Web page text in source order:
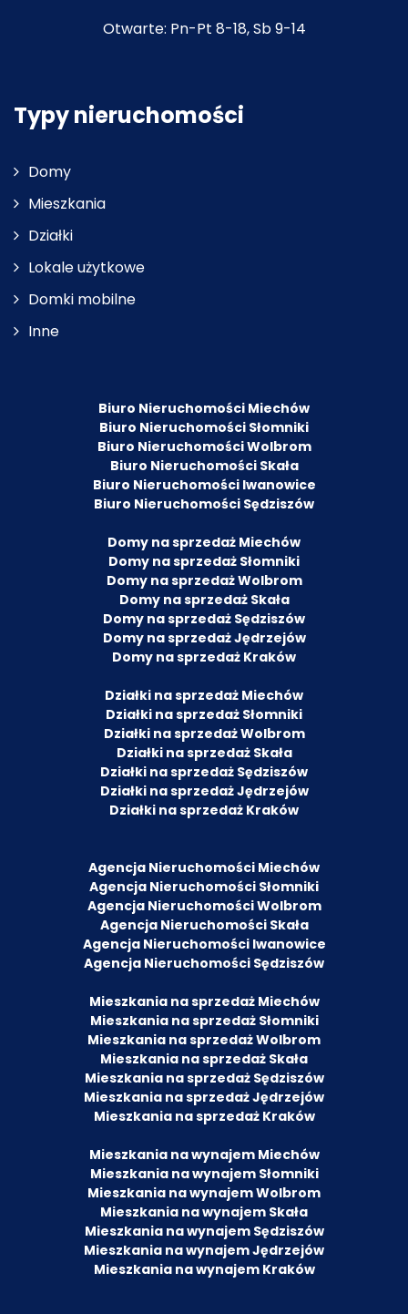
Otwarte: Pn-Pt 8-18, Sb 9-14
Typy nieruchomości
Domy
Mieszkania
Działki
Lokale użytkowe
Domki mobilne
Inne
Biuro Nieruchomości Miechów
Biuro Nieruchomości Słomniki
Biuro Nieruchomości Wolbrom
Biuro Nieruchomości Skała
Biuro Nieruchomości Iwanowice
Biuro Nieruchomości Sędziszów
Domy na sprzedaż Miechów
Domy na sprzedaż Słomniki
Domy na sprzedaż Wolbrom
Domy na sprzedaż Skała
Domy na sprzedaż Sędziszów
Domy na sprzedaż Jędrzejów
Domy na sprzedaż Kraków
Działki na sprzedaż Miechów
Działki na sprzedaż Słomniki
Działki na sprzedaż Wolbrom
Działki na sprzedaż Skała
Działki na sprzedaż Sędziszów
Działki na sprzedaż Jędrzejów
Działki na sprzedaż Kraków
Agencja Nieruchomości Miechów
Agencja Nieruchomości Słomniki
Agencja Nieruchomości Wolbrom
Agencja Nieruchomości Skała
Agencja Nieruchomości Iwanowice
Agencja Nieruchomości Sędziszów
Mieszkania na sprzedaż Miechów
Mieszkania na sprzedaż Słomniki
Mieszkania na sprzedaż Wolbrom
Mieszkania na sprzedaż Skała
Mieszkania na sprzedaż Sędziszów
Mieszkania na sprzedaż Jędrzejów
Mieszkania na sprzedaż Kraków
Mieszkania na wynajem Miechów
Mieszkania na wynajem Słomniki
Mieszkania na wynajem Wolbrom
Mieszkania na wynajem Skała
Mieszkania na wynajem Sędziszów
Mieszkania na wynajem Jędrzejów
Mieszkania na wynajem Kraków